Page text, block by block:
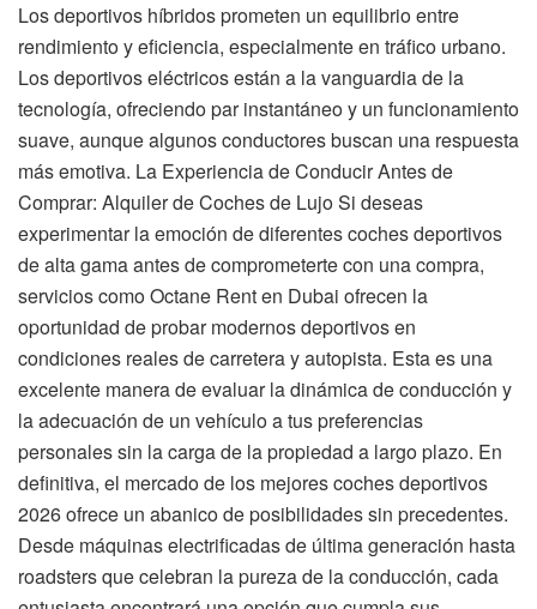
Los deportivos híbridos prometen un equilibrio entre
rendimiento y eficiencia, especialmente en tráfico urbano.
Los deportivos eléctricos están a la vanguardia de la
tecnología, ofreciendo par instantáneo y un funcionamiento
suave, aunque algunos conductores buscan una respuesta
más emotiva. La Experiencia de Conducir Antes de
Comprar: Alquiler de Coches de Lujo Si deseas
experimentar la emoción de diferentes coches deportivos
de alta gama antes de comprometerte con una compra,
servicios como Octane Rent en Dubai ofrecen la
oportunidad de probar modernos deportivos en
condiciones reales de carretera y autopista. Esta es una
excelente manera de evaluar la dinámica de conducción y
la adecuación de un vehículo a tus preferencias
personales sin la carga de la propiedad a largo plazo. En
definitiva, el mercado de los mejores coches deportivos
2026 ofrece un abanico de posibilidades sin precedentes.
Desde máquinas electrificadas de última generación hasta
roadsters que celebran la pureza de la conducción, cada